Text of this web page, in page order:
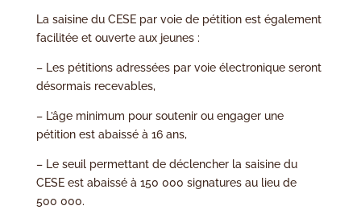
La saisine du CESE par voie de pétition est également
facilitée et ouverte aux jeunes :
– Les pétitions adressées par voie électronique seront
désormais recevables,
– L’âge minimum pour soutenir ou engager une
pétition est abaissé à 16 ans,
– Le seuil permettant de déclencher la saisine du
CESE est abaissé à 150 000 signatures au lieu de
500 000.